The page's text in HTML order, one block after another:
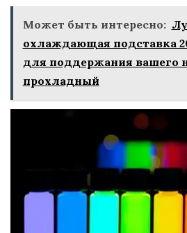
Может быть интересно:
охлаждающая подставка
для поддержания вашего
прохладный